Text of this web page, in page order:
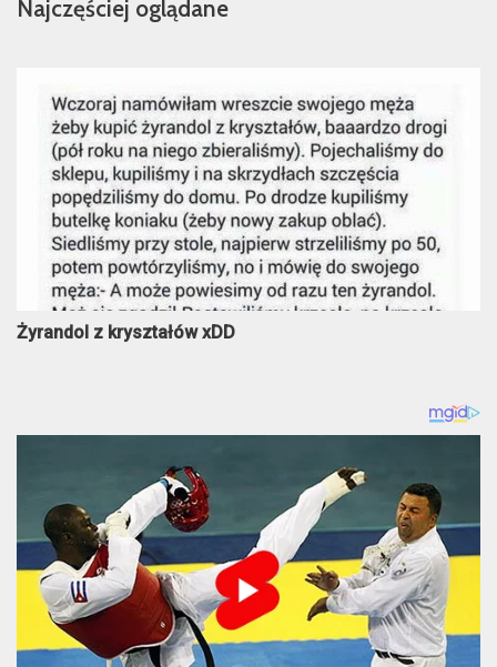
Najczęściej oglądane
Żyrandol z kryształów xDD